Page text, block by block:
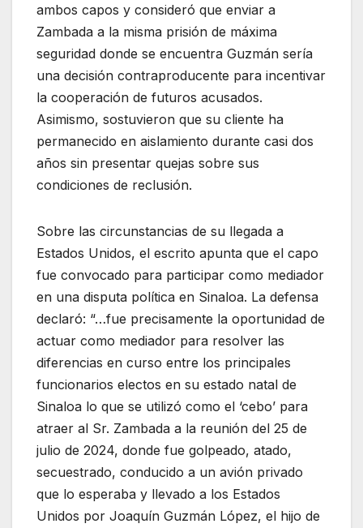
ambos capos y consideró que enviar a
Zambada a la misma prisión de máxima
seguridad donde se encuentra Guzmán sería
una decisión contraproducente para incentivar
la cooperación de futuros acusados.
Asimismo, sostuvieron que su cliente ha
permanecido en aislamiento durante casi dos
años sin presentar quejas sobre sus
condiciones de reclusión.
Sobre las circunstancias de su llegada a
Estados Unidos, el escrito apunta que el capo
fue convocado para participar como mediador
en una disputa política en Sinaloa. La defensa
declaró: “…fue precisamente la oportunidad de
actuar como mediador para resolver las
diferencias en curso entre los principales
funcionarios electos en su estado natal de
Sinaloa lo que se utilizó como el ‘cebo’ para
atraer al Sr. Zambada a la reunión del 25 de
julio de 2024, donde fue golpeado, atado,
secuestrado, conducido a un avión privado
que lo esperaba y llevado a los Estados
Unidos por Joaquín Guzmán López, el hijo de